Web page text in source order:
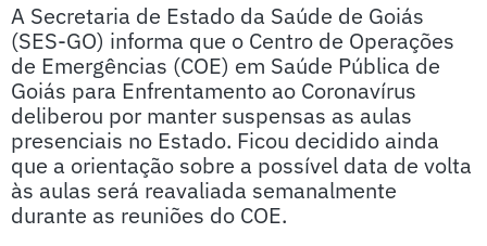
A Secretaria de Estado da Saúde de Goiás
(SES-GO) informa que o Centro de Operações
de Emergências (COE) em Saúde Pública de
Goiás para Enfrentamento ao Coronavírus
deliberou por manter suspensas as aulas
presenciais no Estado. Ficou decidido ainda
que a orientação sobre a possível data de volta
às aulas será reavaliada semanalmente
durante as reuniões do COE.